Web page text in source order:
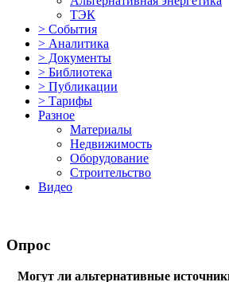
ТЭК
> События
> Аналитика
> Документы
> Библиотека
> Публикации
> Тарифы
Разное
Материалы
Недвижимость
Оборудование
Строительство
Видео
Опрос
Могут ли альтернативные